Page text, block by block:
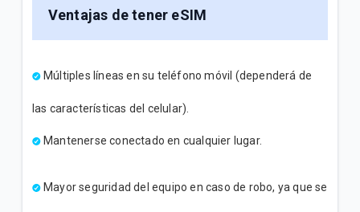
VER MÁS
Ventajas de tener eSIM
Múltiples líneas en su teléfono móvil (dependerá de
las características del celular).
Mantenerse conectado en cualquier lugar.
Mayor seguridad del equipo en caso de robo, ya que se